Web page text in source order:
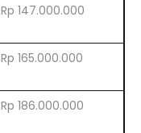
Rp 147.000.000
Rp 165.000.000
Rp 186.000.000